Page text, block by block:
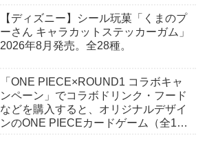
【ディズニー】シール玩菓「くまのプ
ーさん キャラカットステッカーガム」
2026年8月発売。全28種。
「ONE PIECE×ROUND1 コラボキャ
ンペーン」でコラボドリンク・フード
などを購入すると、オリジナルデザイ
ンのONE PIECEカードゲーム（全10